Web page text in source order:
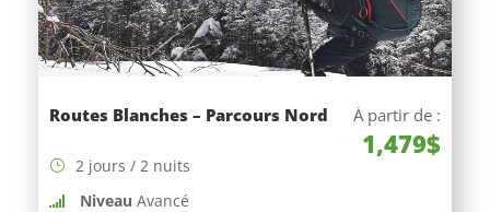
Routes Blanches – Parcours Nord À partir de :
1,479$
2 jours / 2 nuits
Niveau Avancé